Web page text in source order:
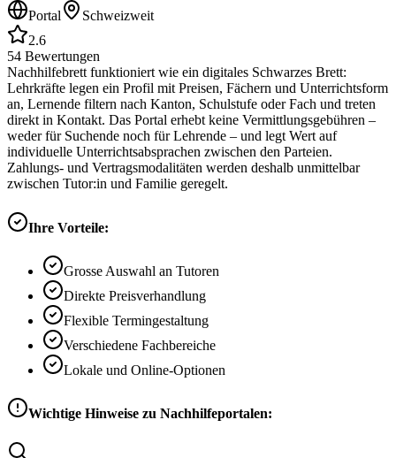
Portal
Schweizweit
2.6
54 Bewertungen
Nachhilfebrett funktioniert wie ein digitales Schwarzes Brett:
Lehrkräfte legen ein Profil mit Preisen, Fächern und Unterrichtsform
an, Lernende filtern nach Kanton, Schulstufe oder Fach und treten
direkt in Kontakt. Das Portal erhebt keine Vermittlungsgebühren –
weder für Suchende noch für Lehrende – und legt Wert auf
individuelle Unterrichtsabsprachen zwischen den Parteien.
Zahlungs- und Vertragsmodalitäten werden deshalb unmittelbar
zwischen Tutor:in und Familie geregelt.
Ihre Vorteile:
Grosse Auswahl an Tutoren
Direkte Preisverhandlung
Flexible Termingestaltung
Verschiedene Fachbereiche
Lokale und Online-Optionen
Wichtige Hinweise zu Nachhilfeportalen: